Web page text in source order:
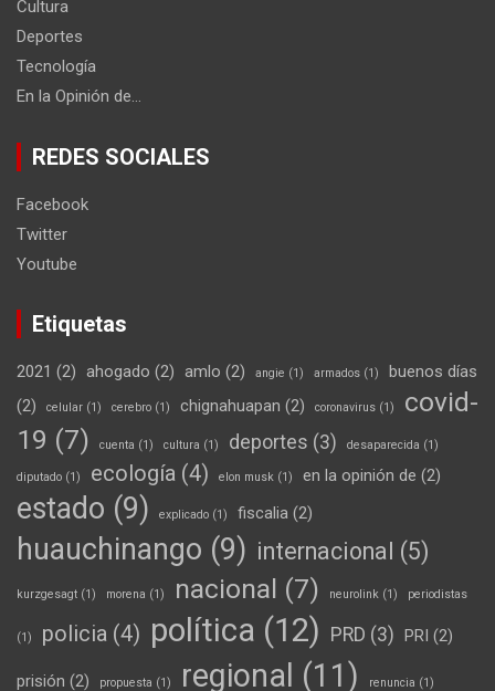
Cultura
Deportes
Tecnología
En la Opinión de…
REDES SOCIALES
Facebook
Twitter
Youtube
Etiquetas
2021 (2) ahogado (2) amlo (2) angie (1) armados (1)
buenos días
(2)
celular (1) cerebro (1) chignahuapan (2) coronavirus (1)
covid-
19 (7) cuenta (1) cultura (1) deportes (3) desaparecida (1)
diputado (1) ecología (4) elon musk (1) en la opinión de (2)
estado (9) explicado (1) fiscalia (2)
huauchinango (9) internacional (5)
kurzgesagt (1) morena (1) nacional (7) neurolink (1) periodistas
(1) policia (4) política (12) PRD (3) PRI (2)
prisión (2) propuesta (1) regional (11) renuncia (1)